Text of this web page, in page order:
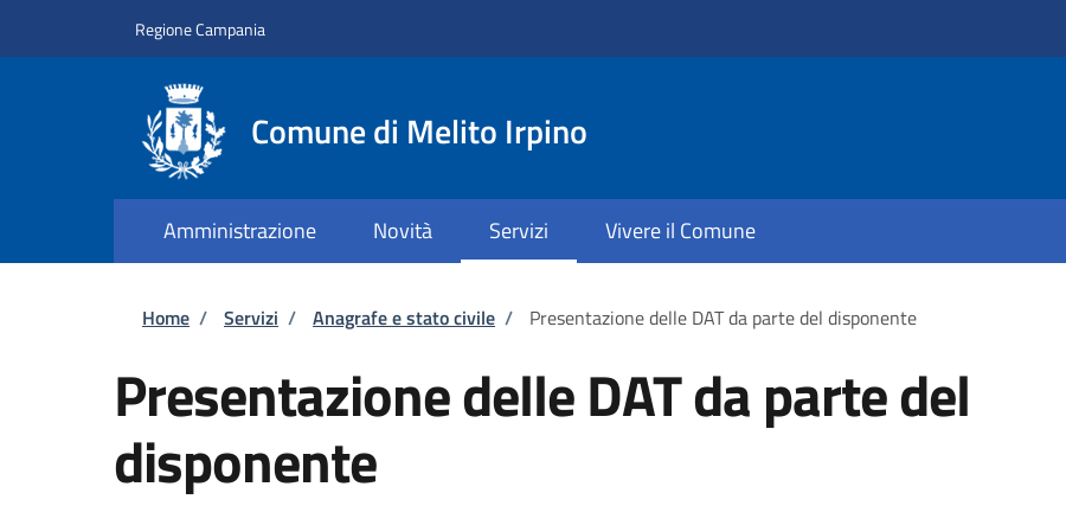
Regione Campania
Comune di Melito Irpino
Amministrazione Novità Servizi Vivere il Comune
Briciole di pane
Home / Servizi / Anagrafe e stato civile / Presentazione delle DAT da parte del disponente
Presentazione delle DAT da parte del
disponente